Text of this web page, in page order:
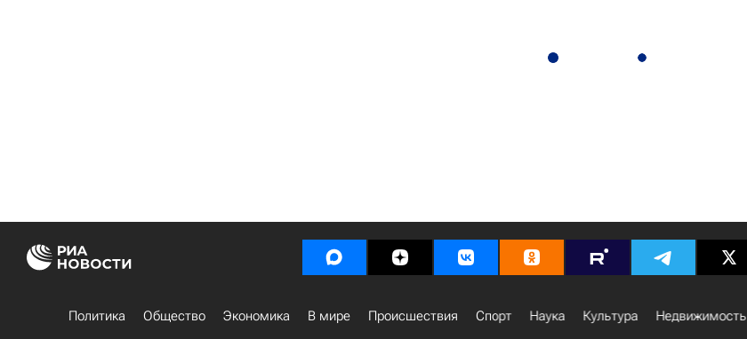
Политика Общество Экономика В мире Происшествия Спорт Наука Культура Недвижимость